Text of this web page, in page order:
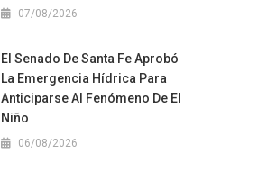
07/08/2026
El Senado De Santa Fe Aprobó
La Emergencia Hídrica Para
Anticiparse Al Fenómeno De El
Niño
06/08/2026